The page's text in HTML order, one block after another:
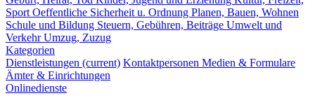
Sport Oeffentliche Sicherheit u. Ordnung Planen, Bauen, Wohnen
Schule und Bildung Steuern, Gebühren, Beiträge Umwelt und
VerkehrUmzug, Zuzug
Kategorien
Dienstleistungen (current) Kontaktpersonen Medien & Formulare
Ämter & Einrichtungen
Onlinedienste